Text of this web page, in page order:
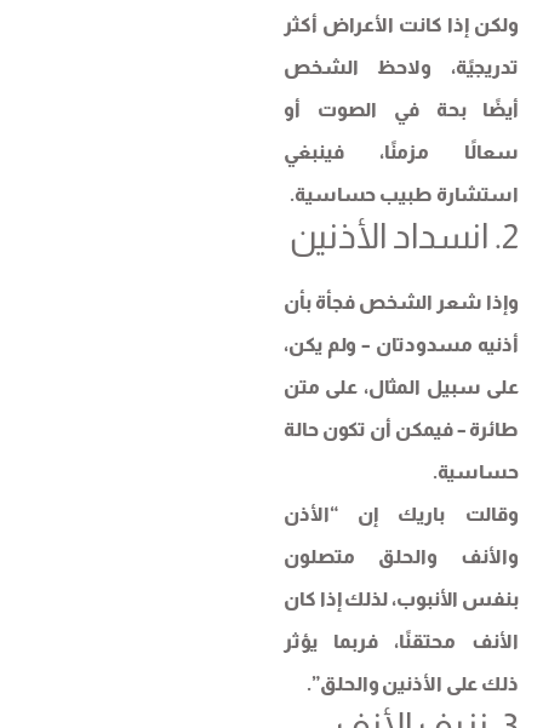
ولكن إذا كانت الأعراض أكثر
تدريجيًة، ولاحظ الشخص
أيضًا بحة في الصوت أو
سعالًا مزمنًا، فينبغي
استشارة طبيب حساسية.
وإذا شعر الشخص فجأة بأن
أذنيه مسدودتان – ولم يكن،
على سبيل المثال، على متن
طائرة – فيمكن أن تكون حالة
حساسية.
وقالت باريك إن “الأذن
والأنف والحلق متصلون
بنفس الأنبوب، لذلك إذا كان
الأنف محتقنًا، فربما يؤثر
ذلك على الأذنين والحلق”.